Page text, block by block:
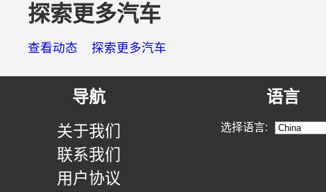
探索更多汽车
查看动态 探索更多汽车
导航
关于我们
联系我们
用户协议
语言
选择语言: